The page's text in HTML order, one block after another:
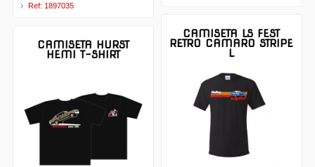
Ref: 1897035
CAMISETA HURST
HEMI T-SHIRT
CAMISETA LS FEST
RETRO CAMARO STRIPE
L